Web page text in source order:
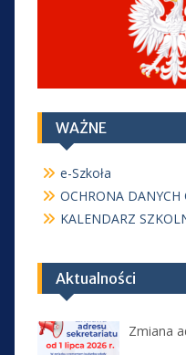
WAŻNE
e-Szkoła
OCHRONA DANYCH
KALENDARZ
Aktualności
Zmiana